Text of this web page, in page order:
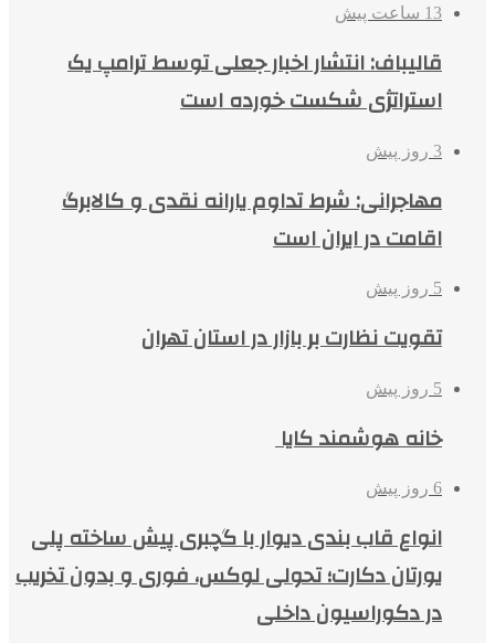
13 ساعت پیش
قالیباف: انتشار اخبار جعلی توسط ترامپ یک
استراتژی شکست خورده است
3 روز پیش
مهاجرانی: شرط تداوم یارانه نقدی و کالابرگ
اقامت در ایران است
5 روز پیش
تقویت نظارت بر بازار در استان تهران
5 روز پیش
خانه هوشمند کایا
6 روز پیش
انواع قاب بندی دیوار با گچبری پیش ساخته پلی
یورتان دکارت؛ تحولی لوکس، فوری و بدون تخریب
در دکوراسیون داخلی